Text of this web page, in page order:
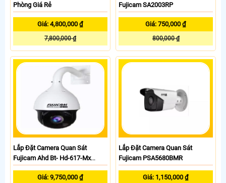
Phòng Giá Rẻ
Giá: 4,800,000 ₫
7,800,000 ₫
Fujicam SA2003RP
Giá: 750,000 ₫
800,000 ₫
Lắp Đặt Camera Quan Sát
Fujicam Ahd Bt- Hd-617-Mx
Giá: 9,750,000 ₫
Lắp Đặt Camera Quan Sát
Fujicam PSA5680BMR
Giá: 1,150,000 ₫